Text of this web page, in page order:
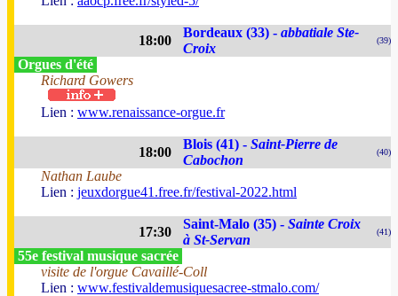
18:00
Bordeaux (33) - abbatiale Ste-
Croix
(39)
Orgues d'été
Richard Gowers
Lien : www.renaissance-orgue.fr
18:00
Blois (41) - Saint-Pierre de
Cabochon
(40)
Nathan Laube
Lien : jeuxdorgue41.free.fr/festival-2022.html
17:30
Saint-Malo (35) - Sainte Croix
à St-Servan
(41)
55e festival musique sacrée
visite de l'orgue Cavaillé-Coll
Lien : www.festivaldemusiquesacree-stmalo.com/